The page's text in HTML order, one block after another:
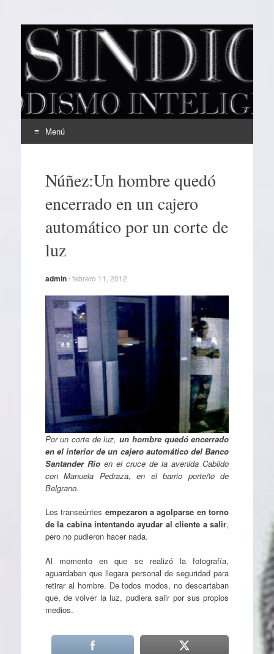
EL SINDICAL
Periodismo Inteligente
Menú
contenidoNúñez:Un hombre quedó
encerrado en un cajero
automático por un corte de
luz
admin/febrero 11, 2012
Por un corte de luz,un hombre quedó encerrado
en el interior de un cajero automático del Banco
Santander Ríoen el cruce de la avenida Cabildo
con Manuela Pedraza, en el barrio porteño de
Belgrano.
Los transeúntes empezaron a agolparse en torno
de la cabina intentando ayudar al cliente a salir,
pero no pudieron hacer nada.
Al momento en que se realizó la fotografía,
aguardaban que llegara personal de seguridad para
retirar al hombre. De todos modos, no descartaban
que, de volver la luz, pudiera salir por sus propios
medios.